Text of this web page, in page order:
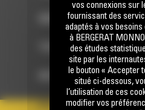
SERVICES
TECHNOLOGIES
ACCÈS RAPIDES
VOTRE COMPTE
vos connexions sur
fournissant des
adaptés à vos besoins
à BERGERAT
des études
site par les
le bouton « Accepter
situé ci-dessous,
l’utilisation de ces
modifier vos